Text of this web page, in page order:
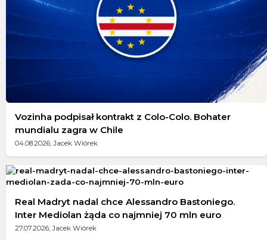
Vozinha podpisał kontrakt z Colo-Colo. Bohater
mundialu zagra w Chile
04.08.2026; Jacek Wiórek
Real Madryt nadal chce Alessandro Bastoniego.
Inter Mediolan żąda co najmniej 70 mln euro
27.07.2026; Jacek Wiórek